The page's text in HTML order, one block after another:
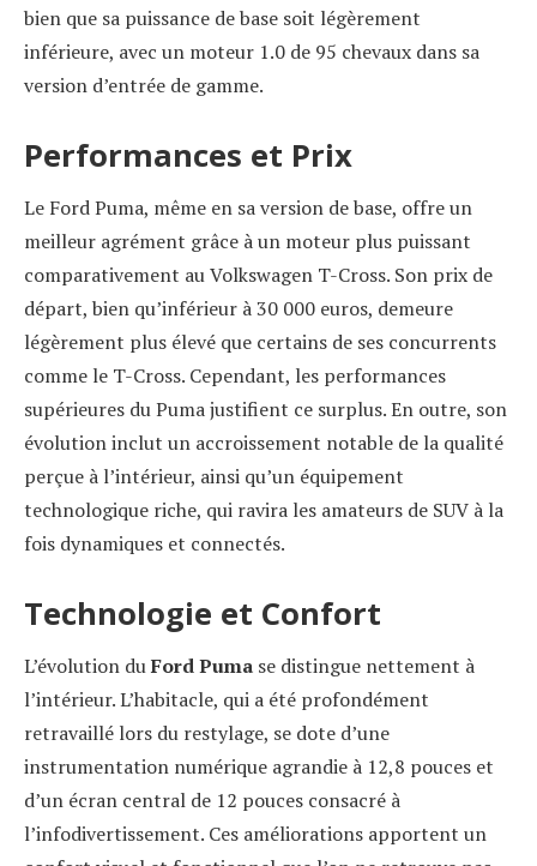
bien que sa puissance de base soit légèrement
inférieure, avec un moteur 1.0 de 95 chevaux dans sa
version d’entrée de gamme.
Performances et Prix
Le Ford Puma, même en sa version de base, offre un
meilleur agrément grâce à un moteur plus puissant
comparativement au Volkswagen T-Cross. Son prix de
départ, bien qu’inférieur à 30 000 euros, demeure
légèrement plus élevé que certains de ses concurrents
comme le T-Cross. Cependant, les performances
supérieures du Puma justifient ce surplus. En outre, son
évolution inclut un accroissement notable de la qualité
perçue à l’intérieur, ainsi qu’un équipement
technologique riche, qui ravira les amateurs de SUV à la
fois dynamiques et connectés.
Technologie et Confort
L’évolution duFord Puma se distingue nettement à
l’intérieur. L’habitacle, qui a été profondément
retravaillé lors du restylage, se dote d’une
instrumentation numérique agrandie à 12,8 pouces et
d’un écran central de 12 pouces consacré à
l’infodivertissement. Ces améliorations apportent un